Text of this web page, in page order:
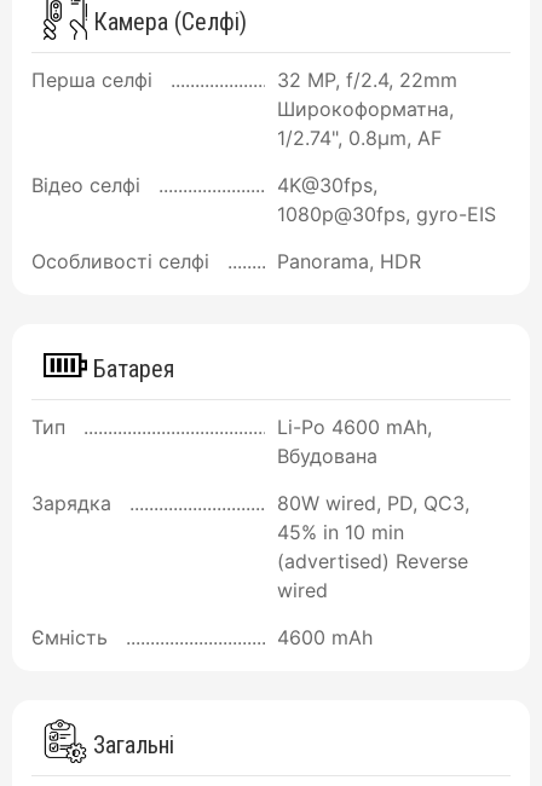
Камера (Селфі)
Перша селфі
32 MP, f/2.4, 22mm
Широкоформатна,
1/2.74", 0.8µm, AF
Відео селфі
4K@30fps,
1080p@30fps, gyro-EIS
Особливості селфі
Panorama, HDR
Батарея
Тип
Li-Po 4600 mAh,
Вбудована
Зарядка
80W wired, PD, QC3,
45% in 10 min
(advertised) Reverse
wired
Ємність
4600 mAh
Загальні